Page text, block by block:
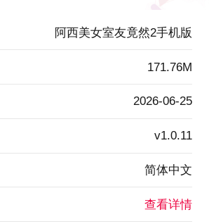
阿西美女室友竟然2手机版
171.76M
2026-06-25
v1.0.11
简体中文
查看详情